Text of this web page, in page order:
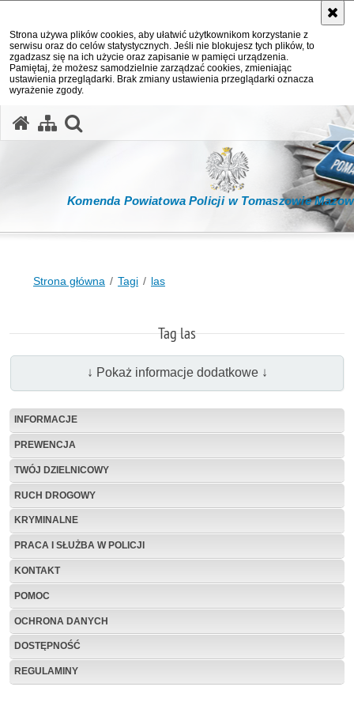
Strona używa plików cookies, aby ułatwić użytkownikom korzystanie z
serwisu oraz do celów statystycznych. Jeśli nie blokujesz tych plików, to
zgadzasz się na ich użycie oraz zapisanie w pamięci urządzenia.
Pamiętaj, że możesz samodzielnie zarządzać cookies, zmieniając
ustawienia przeglądarki. Brak zmiany ustawienia przeglądarki oznacza
wyrażenie zgody.
Komenda Powiatowa Policji w Tomaszowie
Strona główna Tagi las
Tag las
↓ Pokaż informacje dodatkowe ↓
INFORMACJE
PREWENCJA
TWÓJ DZIELNICOWY
RUCH DROGOWY
KRYMINALNE
PRACA I SŁUŻBA W POLICJI
KONTAKT
POMOC
OCHRONA DANYCH
DOSTĘPNOŚĆ
REGULAMINY